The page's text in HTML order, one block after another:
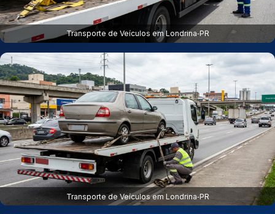
Transporte de Veículos em Londrina‑PR
Transporte de Veículos em Londrina‑PR